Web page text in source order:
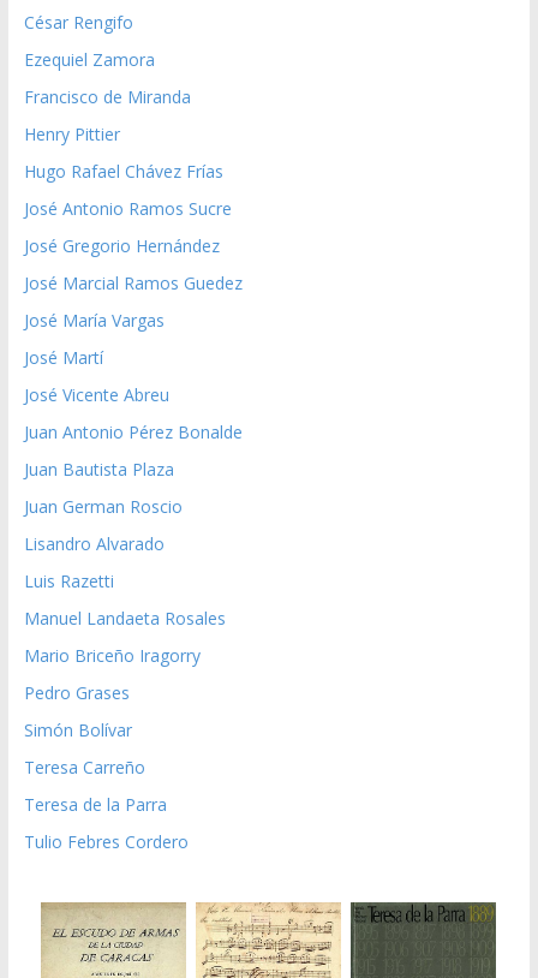
César Rengifo
Ezequiel Zamora
Francisco de Miranda
Henry Pittier
Hugo Rafael Chávez Frías
José Antonio Ramos Sucre
José Gregorio Hernández
José Marcial Ramos Guedez
José María Vargas
José Martí
José Vicente Abreu
Juan Antonio Pérez Bonalde
Juan Bautista Plaza
Juan German Roscio
Lisandro Alvarado
Luis Razetti
Manuel Landaeta Rosales
Mario Briceño Iragorry
Pedro Grases
Simón Bolívar
Teresa Carreño
Teresa de la Parra
Tulio Febres Cordero